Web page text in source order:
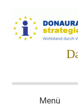
Inhalt
springen
Menü